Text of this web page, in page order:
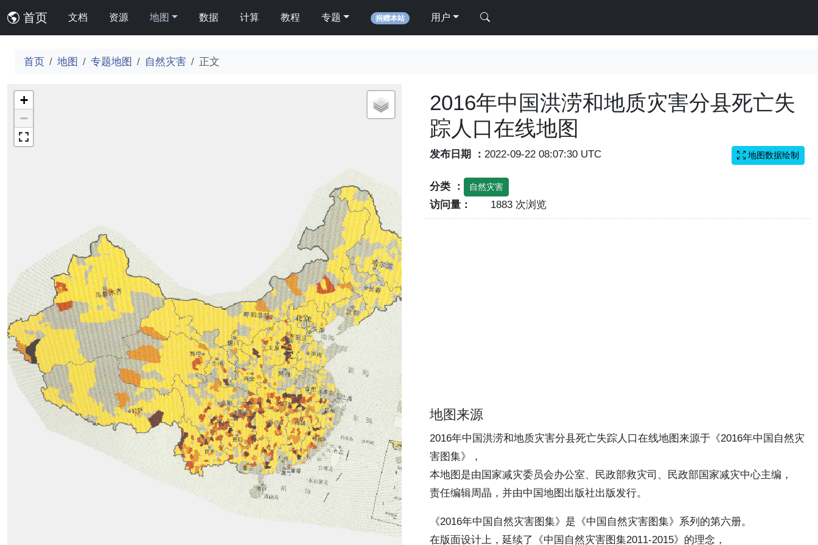
首页 文档 资源 地图 数据 计算 教程 专题 捐赠本站 用户
首页 地图 专题地图 自然灾害 正文
+
−
2016年中国洪涝和地质灾害分县死亡失
踪人口在线地图
发布日期 ： 2022-09-22 08:07:30 UTC
分类 ： 自然灾害
访问量： 1883 次浏览
地图数据绘制
地图来源
2016年中国洪涝和地质灾害分县死亡失踪人口在线地图来源于《2016年中国自然灾
害图集》，
本地图是由国家减灾委员会办公室、民政部救灾司、民政部国家减灾中心主编，
责任编辑周晶，并由中国地图出版社出版发行。
《2016年中国自然灾害图集》是《中国自然灾害图集》系列的第六册。
在版面设计上，延续了《中国自然灾害图集2011-2015》的理念，